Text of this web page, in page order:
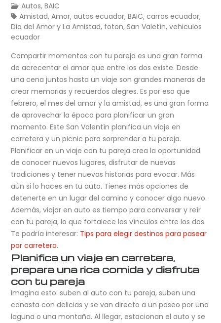
Autos,BAIC
Amistad,Amor,autos ecuador,BAIC,carros ecuador,
Dia del Amor y La Amistad, foton,San Valetín,vehiculos
ecuador
Compartir momentos con tu pareja es una gran forma
de acrecentar el amor que entre los dos existe. Desde
una cena juntos hasta un viaje son grandes maneras de
crear memorias y recuerdos alegres. Es por eso que
febrero, el mes del amor y la amistad, es una gran forma
de aprovechar la época para planificar un gran
momento. Este San Valentín planifica un viaje en
carretera y un picnic para sorprender a tu pareja.
Planificar en un viaje con tu pareja crea la oportunidad
de conocer nuevos lugares, disfrutar de nuevas
tradiciones y tener nuevas historias para evocar. Más
aún si lo haces en tu auto. Tienes más opciones de
detenerte en un lugar del camino y conocer algo nuevo.
Además, viajar en auto es tiempo para conversar y reír
con tu pareja, lo que fortalece los vínculos entre los dos.
Te podría interesar: Tips para elegir destinos para pasear
por carretera.
Planifica un viaje en carretera,
prepara una rica comida y disfruta
con tu pareja
Imagina esto: suben al auto con tu pareja, suben una
canasta con delicias y se van directo a un paseo por una
laguna o una montaña. Al llegar, estacionan el auto y se